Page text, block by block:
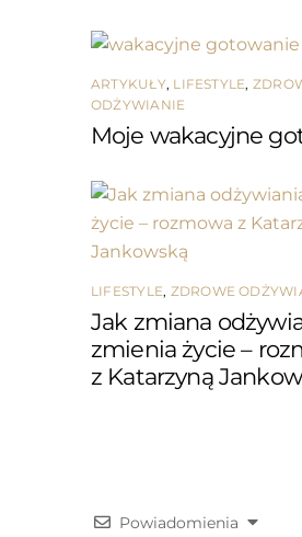
ARTYKUŁY, LIFESTYLE,
ODŻYWIANIE
Moje wakacyjne
LIFESTYLE, ZDROWE
Jak zmiana
zmienia życie –
z Katarzyną
Powiadomienia